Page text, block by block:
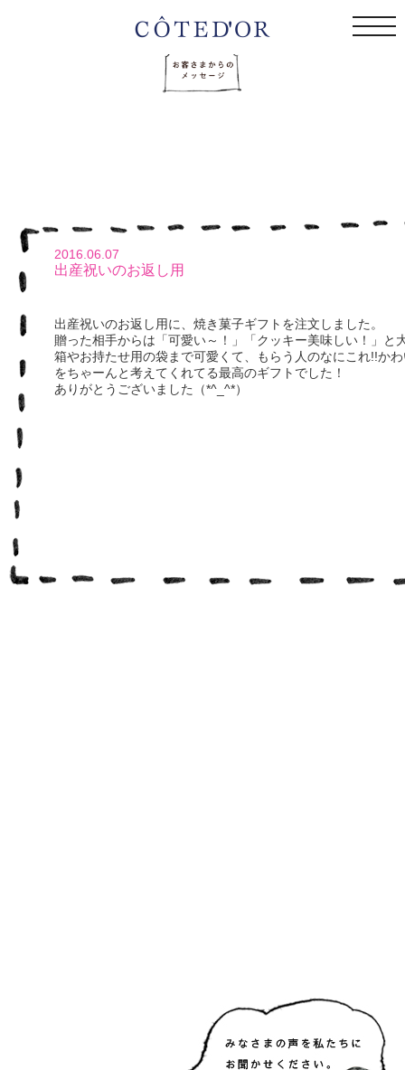
2016.06.07
出産祝いのお返し用
出産祝いのお返し用に、焼き菓子ギフトを注文しました。
贈った相手からは「可愛い～！」「クッキー美味しい！」と
箱やお持たせ用の袋まで可愛くて、もらう人のなにこれ!!か
をちゃーんと考えてくれてる最高のギフトでした！
ありがとうございました（*^_^*）